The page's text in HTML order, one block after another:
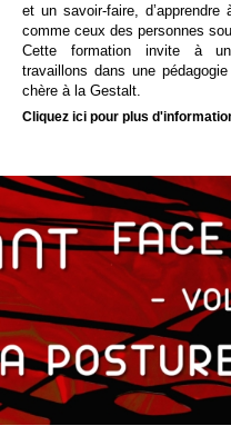
et un savoir-faire,
comme ceux des personnes
Cette formation invite à
travaillons dans une
chère à la Gestalt.
Cliquez ici pour plus